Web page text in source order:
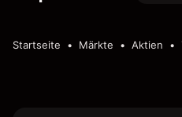
Startseite Märkte Aktien